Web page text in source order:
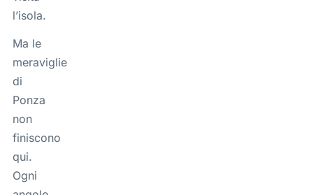
l’isola.
Ma le
meraviglie
di
Ponza
non
finiscono
qui.
Ogni